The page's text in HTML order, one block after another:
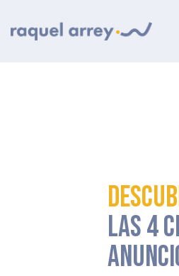
LAS 4